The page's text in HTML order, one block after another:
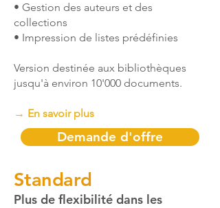
• Gestion des auteurs et des
collections
• Impression de listes prédéfinies
Version destinée aux bibliothèques
jusqu'à environ 10'000 documents.
→ En savoir plus
Demande d'offre
Standard
​​​Plus de flexibilité dans les